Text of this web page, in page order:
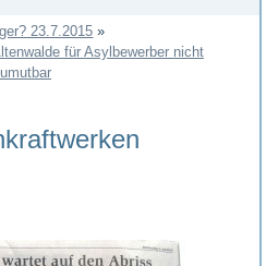
23.7.2015 »
für Asylbewerber nicht